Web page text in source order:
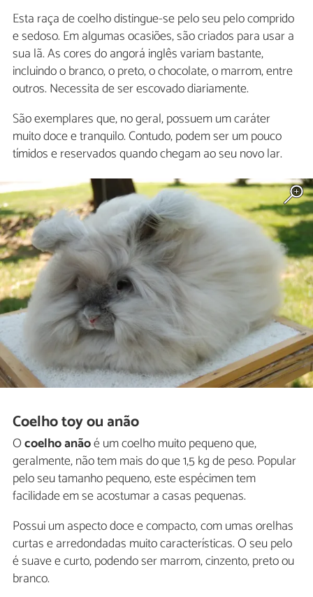
Esta raça de coelho distingue-se pelo seu pelo comprido
e sedoso. Em algumas ocasiões, são criados para usar a
sua lã. As cores do angorá inglês variam bastante,
incluindo o branco, o preto, o chocolate, o marrom, entre
outros. Necessita de ser escovado diariamente.
São exemplares que, no geral, possuem um caráter
muito doce e tranquilo. Contudo, podem ser um pouco
tímidos e reservados quando chegam ao seu novo lar.
Coelho toy ou anão
Ocoelho anãoé um coelho muito pequeno que,
geralmente, não tem mais do que 1,5 kg de peso. Popular
pelo seu tamanho pequeno, este espécimen tem
facilidade em se acostumar a casas pequenas.
Possui um aspecto doce e compacto, com umas orelhas
curtas e arredondadas muito características. O seu pelo
é suave e curto, podendo ser marrom, cinzento, preto ou
branco.